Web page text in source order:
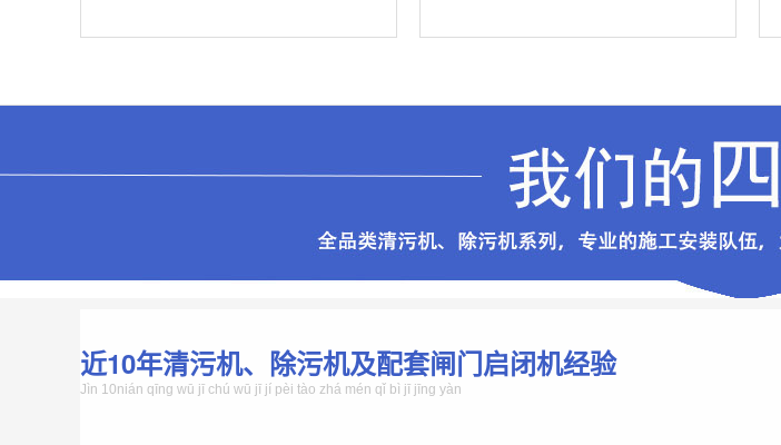
机
机
近10年清污机、除污机及配套闸门启闭机经验
Jìn 10nián qīng wū jī chú wū jī jí pèi tào zhá mén qǐ bì jī jīng yàn